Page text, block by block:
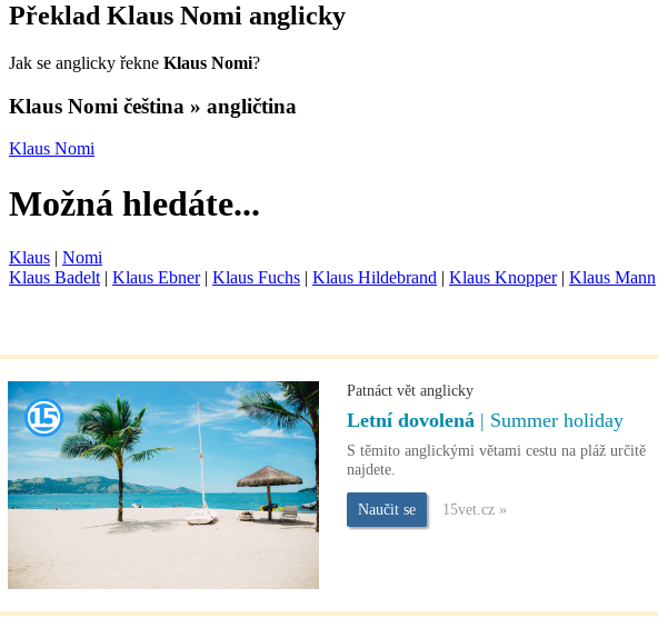
Překlad Klaus Nomi anglicky
Jak se anglicky řekne Klaus Nomi?
Klaus Nomi čeština » angličtina
Klaus Nomi
Možná hledáte...
Klaus | Nomi
Klaus Badelt | Klaus Ebner | Klaus Fuchs | Klaus Hildebrand | Klaus Knopper | Klaus Mann
Patnáct vět anglicky
Letní dovolená | Summer holiday
S těmito anglickými větami cestu na pláž určitě
najdete.
Naučit se 15vet.cz »